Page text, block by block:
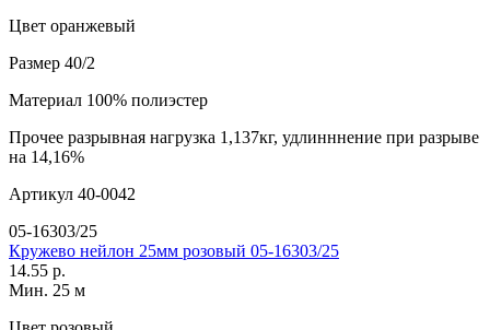
Цвет оранжевый
Размер 40/2
Материал 100% полиэстер
Прочее разрывная нагрузка 1,137кг, удлинннение при разрыве
на 14,16%
Артикул 40-0042
05-16303/25
Кружево нейлон 25мм розовый 05-16303/25
14.55 р.
Мин. 25 м